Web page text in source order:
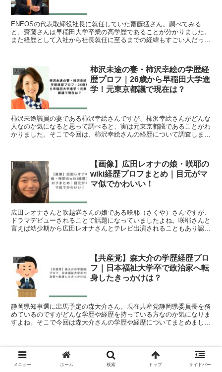
ENEOSの代表取締役社長に就任していた齋藤猛さん。調べてみる
と、齋藤さんは早稲田大学卒業の高学歴であることが分かりました。
また経歴として入社から社長就任に至るまでの経緯もすごい人だった
人物
柿沢未途の妻・柿沢幸絵の学歴経
歴プロフ｜26歳から早稲田大学進
学！元東京都議で現在は？
柿沢未途議員の妻である柿沢幸絵さんですが、柿沢幸絵さんがどんな
人なのか気になると思って調べると、実は元東京都議であることがわ
かりました。そこで今回は、柿沢幸絵さんの経歴について調査しまし
人物
【画像】広田レオナの娘・咲耶の
wiki経歴プロフまとめ｜目元がマ
マ似でかわいい！
広田レオナさんと吹越満さんの娘である咲耶（さくや）さんですが、
ドラマデビューされることで話題になっていましたよね。咲耶さんと
言えば幼少期から広田レオナさんとテレビ出演されることもあり認知
人物
【共産党】森大介の学歴経歴プロ
フ｜日本福祉大学卒で政治家へ転
身したきっかけは？
静岡県知事選に出馬予定の森大介さん。現在共産党静岡県委員長を務
めているのですがどんな学歴や経歴を持っている方なのか気になりま
すよね。そこで今回は森大介さんの学歴や経歴についてまとめまし
人物
【画像】大仁田美咲は大手前高校
出身で大学時代はミスユニバーシ
メニュー ホーム 検索 トップ サイドバー